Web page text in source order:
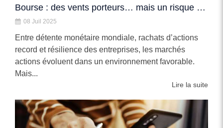
Bourse : des vents porteurs… mais un risque de change à surveiller
08 Juil 2025
Entre détente monétaire mondiale, rachats d’actions
record et résilience des entreprises, les marchés
actions évoluent dans un environnement favorable.
Mais...
Lire la suite